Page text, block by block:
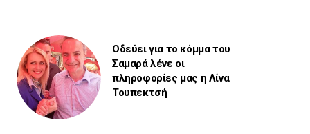
Οδεύει για το κόμμα του
Σαμαρά λένε οι
πληροφορίες μας η Λίνα
Τουπεκτσή